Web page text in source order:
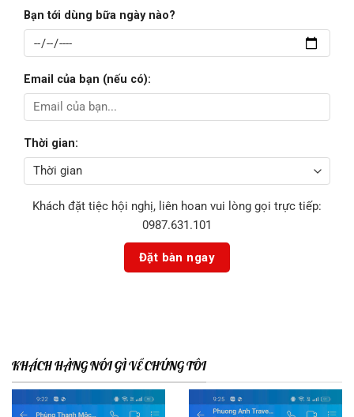
Bạn tới dùng bữa ngày nào?
Email của bạn (nếu có):
Thời gian:
Khách đặt tiệc hội nghị, liên hoan vui lòng gọi trực tiếp:
0987.631.101
KHÁCH HÀNG NÓI GÌ VỀ CHÚNG TÔI